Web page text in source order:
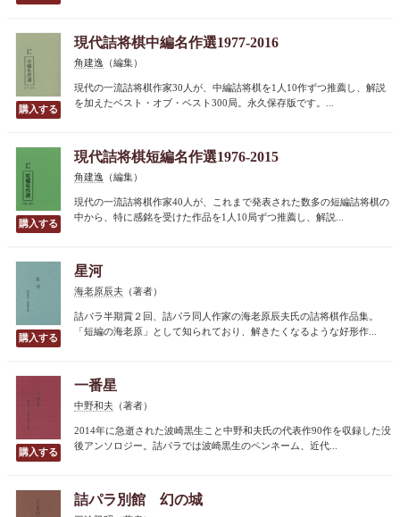
現代詰将棋中編名作選1977-2016
角建逸 （編集）
現代の一流詰将棋作家30人が、中編詰将棋を1人10作ずつ推薦し、解説
を加えたベスト・オブ・ベスト300局。永久保存版です。...
現代詰将棋短編名作選1976-2015
角建逸 （編集）
現代の一流詰将棋作家40人が、これまで発表された数多の短編詰将棋の
中から、特に感銘を受けた作品を1人10局ずつ推薦し、解説...
星河
海老原辰夫 （著者）
詰パラ半期賞２回、詰パラ同人作家の海老原辰夫氏の詰将棋作品集。
「短編の海老原」として知られており、解きたくなるような好形作...
一番星
中野和夫 （著者）
2014年に急逝された波崎黒生こと中野和夫氏の代表作90作を収録した没
後アンソロジー。詰パラでは波崎黒生のペンネーム、近代...
詰パラ別館 幻の城